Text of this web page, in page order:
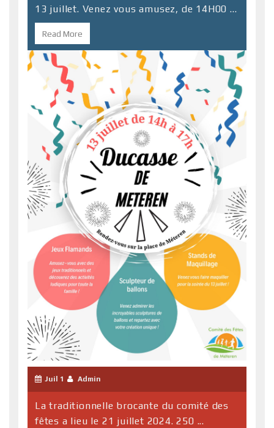
13 juillet. Venez vous amusez, de 14H00 ...
Read More
Juil 1 Admin
La traditionnelle brocante du comité des
fêtes a lieu le 21 juillet 2024. 250 ...